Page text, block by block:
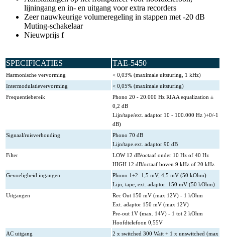
lijningang en in- en uitgang voor extra recorders
Zeer nauwkeurige volumeregeling in stappen met -20 dB
Muting-schakelaar
Nieuwprijs f
SPECIFICATIES TAE-5450
Harmonische vervorming
< 0,03% (maximale uitsturing, 1 kHz)
Intermodulatievervorming
< 0,05% (maximale uitsturing)
Frequentiebereik
Phono 20 - 20.000 Hz RIAA equalization ±
0,2 dB
Lijn/tape/ext. adaptor 10 - 100.000 Hz )+0/-1
dB)
Signaal/ruisverhouding
Phono 70 dB
Lijn/tape.ext. adaptor 90 dB
Filter
LOW 12 dB/octaaf onder 10 Hz of 40 Hz
HIGH 12 dB/octaaf boven 9 kHz of 20 kHz
Gevoeligheid ingangen
Phono 1+2: 1,5 mV, 4,5 mV (50 kOhm)
Lijn, tape, ext. adaptor: 150 mV (50 kOhm)
Uitgangen
Rec Out 150 mV (max 12V) - 1 kOhm
Ext. adaptor 150 mV (max 12V)
Pre-out 1V (max. 14V) - 1 tot 2 kOhm
Hoofdtelefoon 0,55V
AC uitgang
2 x switched 300 Watt + 1 x unswitched (max